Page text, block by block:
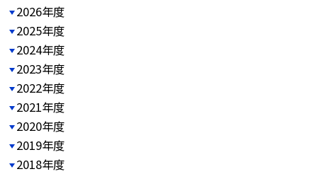
2026年度
2025年度
2024年度
2023年度
2022年度
2021年度
2020年度
2019年度
2018年度